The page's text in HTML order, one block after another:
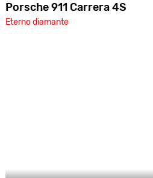
Porsche 911 Carrera 4S
Eterno diamante